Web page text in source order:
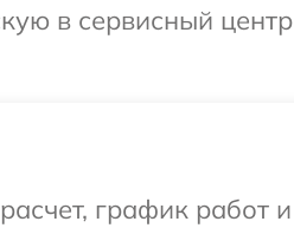
в сервисный центр
график работ и